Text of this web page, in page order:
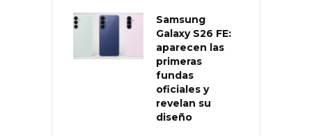
Samsung
Galaxy S26 FE:
aparecen las
primeras
fundas
oficiales y
revelan su
diseño